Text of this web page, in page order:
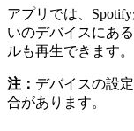
アプリでは、
いのデバイスにあ
ルも再生できます。
注： デバイスの設
合があります。